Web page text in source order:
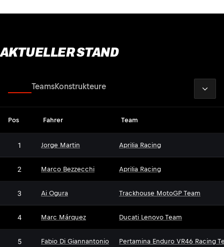
AKTUELLER STAND
TeamsKonstrukteure
Pos Fahrer Team
1 Jorge Martin Aprilia Racing
2 Marco Bezzecchi Aprilia Racing
3 Ai Ogura Trackhouse MotoGP Team
4 Marc Márquez Ducati Lenovo Team
5 Fabio Di Giannantonio Pertamina Enduro VR46 Racing